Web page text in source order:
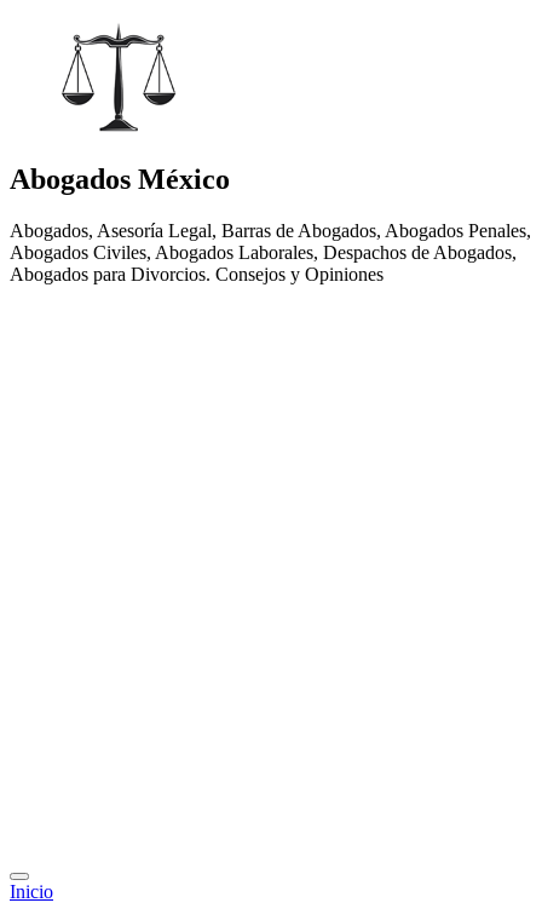
Abogados México
Abogados, Asesoría Legal, Barras de Abogados, Abogados Penales,
Abogados Civiles, Abogados Laborales, Despachos de Abogados,
Abogados para Divorcios. Consejos y Opiniones
Inicio